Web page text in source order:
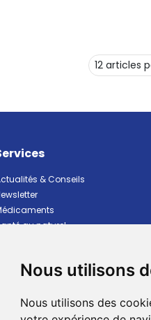
Nous utilisons
Nous utilisons des
& Conseils
au naturel
Bébé et maman
Animaux